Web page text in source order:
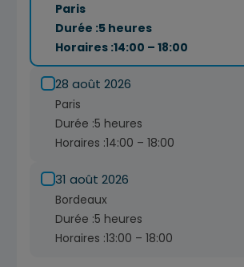
Paris
Durée :5 heures
Horaires :14:00 – 18:00
28 août 2026
Paris
Durée :5 heures
Horaires :14:00 – 18:00
31 août 2026
Bordeaux
Durée :5 heures
Horaires :13:00 – 18:00